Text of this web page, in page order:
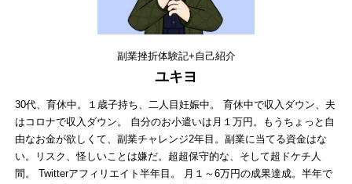
副業挫折体験記+自己紹介
ユキヨ
30代、育休中。１歳子持ち、二人目妊娠中。 育休中で収入ダウン、夫
はコロナで収入ダウン。 自分のお小遣いは月１万円。もうちょっと自
由なお金が欲しくて、副業チャレンジ2年目。副業に当てる資金はな
い。リスク、怪しいことは嫌だ。超超保守的な、そして超ドケチ人
間。 Twitterアフィリエイト半年目。 月１～6万円の成果達成。半年で